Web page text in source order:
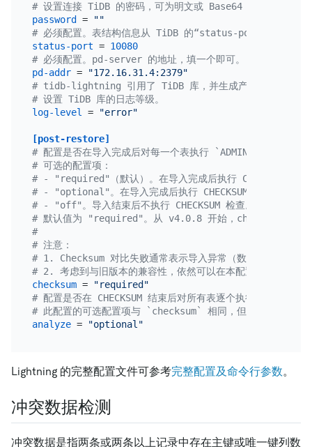
# 设置连接 TiDB 的密码，可为明文或 Base64 编码。
password =
""
# 必须配置。表结构信息从 TiDB 的“status-port”获取。
status-port = 10080
# 必须配置。pd-server 的地址，填一个即可。
pd-addr =
"172.16.31.4:2379"
# tidb-lightning 引用了 TiDB 库，并生成产生一些日志。
# 设置 TiDB 库的日志等级。
log-level = "error"
[post-restore]
# 配置是否在导入完成后对每一个表执行 `ADMIN
# 可选的配置项：
# - "required"（默认）。在导入完成后执行 CHECKSUM 检查
# - "optional"。在导入完成后执行 CHECKSUM 检查，如果报
# - "off"。导入结束后不执行 CHECKSUM 检查。
# 默认值为 "required"。从 v4.0.8 开始，checksum 的
#
# 注意：
# 1. Checksum 对比失败通常表示导入异常（数据丢失或数据
# 2. 考虑到与旧版本的兼容性，依然可以在本配置项设
checksum =
"required"
# 配置是否在 CHECKSUM 结束后对所有表逐个执行
# 此配置的可选配置项与 `checksum` 相同，但默认值为
analyze = "optional"
Lightning 的完整配置文件可参考完整配置及命令行参数。
冲突数据检测
冲突数据是指两条或两条以上记录中存在主键或唯一键列数